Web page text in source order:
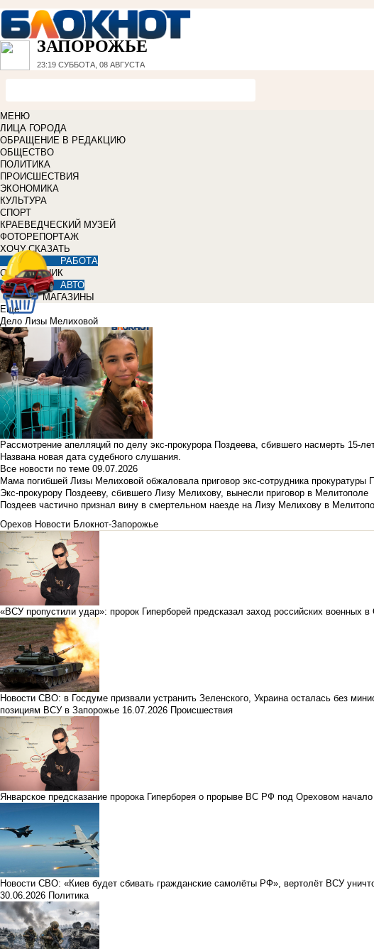
ЗАПОРОЖЬЕ
23:19 СУББОТА, 08 АВГУСТА
МЕНЮ
ЛИЦА ГОРОДА
ОБРАЩЕНИЕ В РЕДАКЦИЮ
ОБЩЕСТВО
ПОЛИТИКА
ПРОИСШЕСТВИЯ
ЭКОНОМИКА
КУЛЬТУРА
СПОРТ
КРАЕВЕДЧЕСКИЙ МУЗЕЙ
ФОТОРЕПОРТАЖ
ХОЧУ СКАЗАТЬ
РАБОТА
СПРАВОЧНИК
АВТО
МАГАЗИНЫ
Еще
Дело Лизы Мелиховой
Рассмотрение апелляций по делу экс-прокурора Поздеева, сбившего насмерть 15-
Названа новая дата судебного слушания.
Все новости по теме 09.07.2026
Мама погибшей Лизы Мелиховой обжаловала приговор экс-сотрудника прокуратуры
Экс-прокурору Поздееву, сбившего Лизу Мелихову, вынесли приговор в Мелитополе
Поздеев частично признал вину в смертельном наезде на Лизу Мелихову в
Орехов Новости Блокнот-Запорожье
«ВСУ пропустили удар»: пророк Гиперборей предсказал заход российских военных в
Новости СВО: в Госдуме призвали устранить Зеленского, Украина осталась без
позициям ВСУ в Запорожье 16.07.2026 Происшествия
Январское предсказание пророка Гиперборея о прорыве ВС РФ под Ореховом
Новости СВО: «Киев будет сбивать гражданские самолёты РФ», вертолёт ВСУ
30.06.2026 Политика